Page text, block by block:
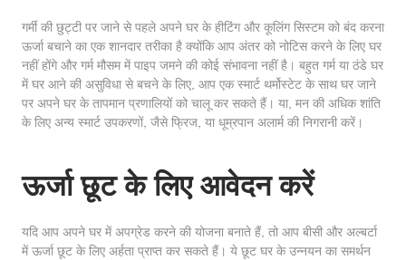
गर्मी की छुट्टी पर जाने से पहले अपने घर के हीटिंग और कूलिंग सिस्टम को बंद करना
ऊर्जा बचाने का एक शानदार तरीका है क्योंकि आप अंतर को नोटिस करने के लिए घर
नहीं होंगे और गर्म मौसम में पाइप जमने की कोई संभावना नहीं है। बहुत गर्म या ठंडे घर
में घर आने की असुविधा से बचने के लिए, आप एक स्मार्ट थर्मोस्टेट के साथ घर जाने
पर अपने घर के तापमान प्रणालियों को चालू कर सकते हैं। या, मन की अधिक शांति
के लिए अन्य स्मार्ट उपकरणों, जैसे फ्रिज, या धूम्रपान अलार्म की निगरानी करें।
ऊर्जा छूट के लिए आवेदन करें
यदि आप अपने घर में अपग्रेड करने की योजना बनाते हैं, तो आप बीसी और अल्बर्टा
में ऊर्जा छूट के लिए अर्हता प्राप्त कर सकते हैं। ये छूट घर के उन्नयन का समर्थन